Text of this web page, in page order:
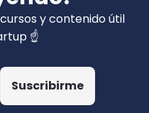
más de 15 fondos
además de otras
y contenido útil
☝️